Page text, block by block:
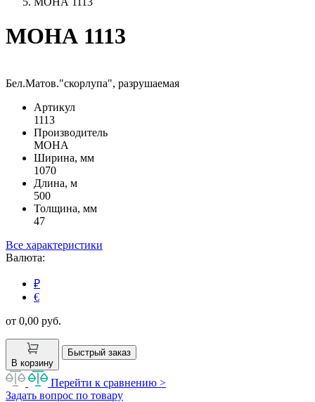
МОНА 1113
Бел.Матов."скорлупа", разрушаемая
Артикул
1113
Производитель
МОНА
Ширина, мм
1070
Длина, м
500
Толщина, мм
47
Все характеристики
Валюта:
₽
€
от 0,00 руб.
В корзину
Быстрый заказ
Перейти к сравнению >
Задать вопрос по товару